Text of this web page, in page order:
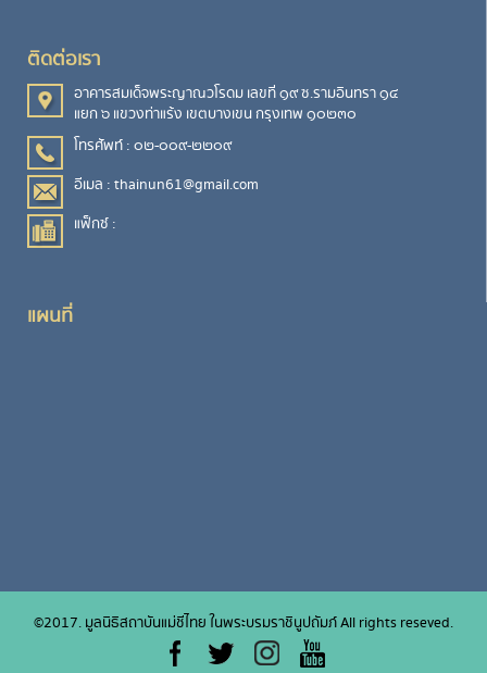
ติดต่อเรา
อาคารสมเด็จพระญาณวโรดม เลขที่ ๑๙ ซ.รามอินทรา ๑๔
แยก ๖ แขวงท่าแร้ง เขตบางเขน กรุงเทพ ๑๐๒๓๐
โทรศัพท์ : ๐๒-๐๐๙-๒๒๐๙
อีเมล : thainun61@gmail.com
แฟ็กซ์ :
แผนที่
©2017. มูลนิธิสถาบันแม่ชีไทย ในพระบรมราชินูปถัมภ์ All rights reseved.